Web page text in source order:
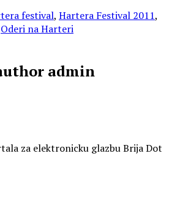
festival, Hartera Festival 2011,
Oderi na Harteri
admin
za elektronicku glazbu Brija Dot